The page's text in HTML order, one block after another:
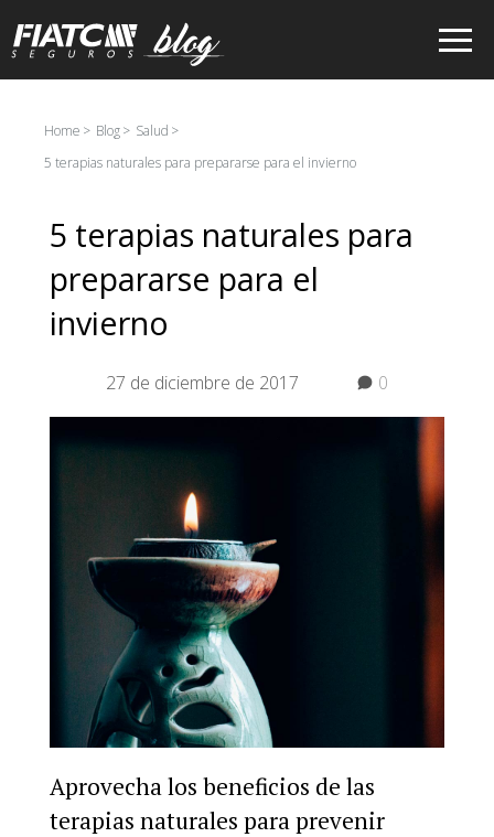
Saltar al contenido principal
Home Blog
Salud
5 terapias naturales para prepararse para el invierno
5 terapias naturales para
prepararse para el
invierno
27 de diciembre de 2017 0
Aprovecha los beneficios de las
terapias naturales para prevenir